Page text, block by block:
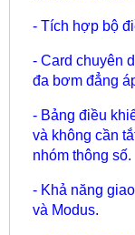
- Tích hợp bộ
- Card chuyên
đa bơm đẳng
- Bảng điều
và không cần
nhóm thông số.
- Khả năng
và Modus.